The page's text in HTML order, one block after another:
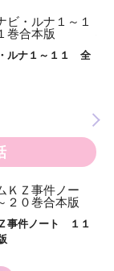
ルナ１～１１ 全
事件ノート １１